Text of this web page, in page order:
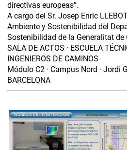
directivas europeas”.
A cargo del Sr. Josep Enric
Ambiente y Sostenibilidad del
Sostenibilidad de la Generalitat de
SALA DE ACTOS · ESCUELA
INGENIEROS DE CAMINOS
Módulo C2 · Campus Nord · Jordi
BARCELONA